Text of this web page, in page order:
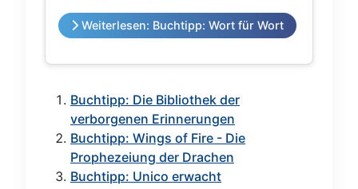
Mädchen, eine gute Freundschaft! Eine
Geschichte aus zwei Perspektiven
Besondere an dieser Geschichte ist die
Herz!
Weiterlesen: Buchtipp: Wort für Wort
Buchtipp: Die Bibliothek der
verborgenen Erinnerungen
Buchtipp: Wings of Fire - Die
Prophezeiung der Drachen
Buchtipp: Unico erwacht